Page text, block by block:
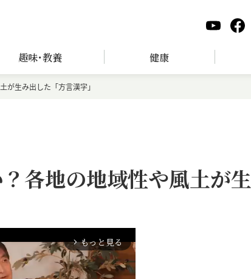
趣味･教養 健康
生み出した「方言漢字」
各地の地域性や風土が生
arrow_forward_ios もっと見る